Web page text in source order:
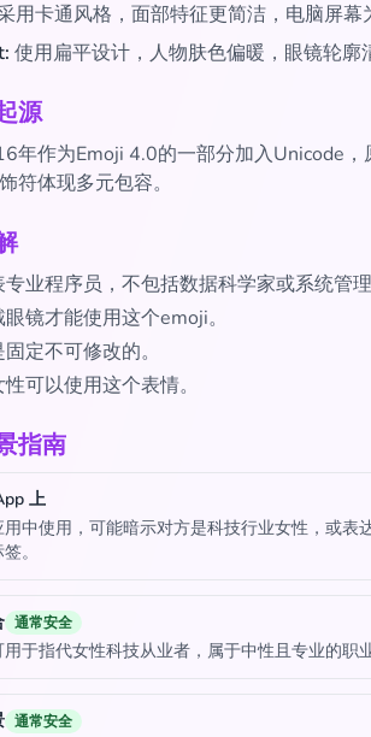
用卡通风格，面部特征更简洁，电脑屏幕
使用扁平设计，人物肤色偏暖，眼镜轮廓
源
年作为Emoji 4.0的一部分加入Unicode
符体现多元包容。
业程序员，不包括数据科学家或系统管理
镜才能使用这个emoji。
定不可修改的。
可以使用这个表情。
指南
上
中使用，可能暗示对方是科技行业女性，或表
。
通常安全
于指代女性科技从业者，属于中性且专业的职业
通常安全